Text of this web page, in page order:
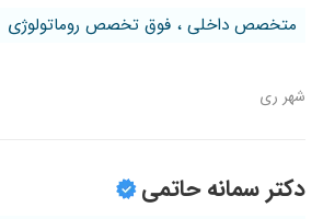
متخصص داخلی ، فوق تخصص روماتولوژی
شهر ری
دکتر سمانه حاتمی